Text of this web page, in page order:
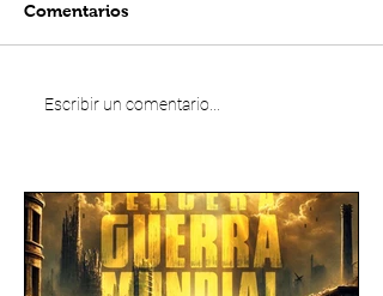
Comentarios
Escribir un comentario...